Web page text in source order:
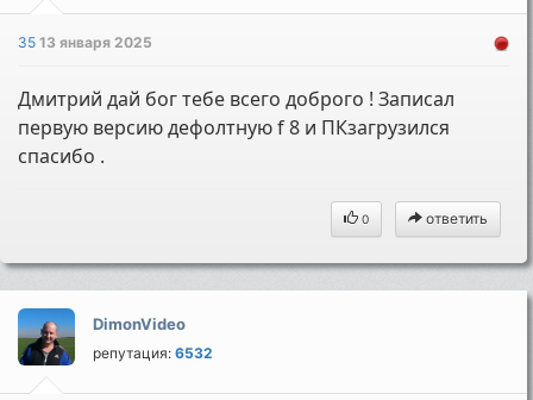
3513 января 2025
Дмитрий дай бог тебе всего доброго ! Записал
первую версию дефолтную f 8 и ПКзагрузился
спасибо .
0 ответить
DimonVideo
репутация:6532